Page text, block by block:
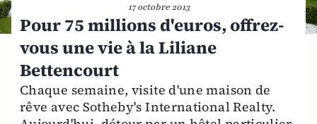
17 octobre 2013
Pour 75 millions d'euros, offrez-
vous une vie à la Liliane
Bettencourt
Chaque semaine, visite d'une maison de
rêve avec Sotheby's International Realty.